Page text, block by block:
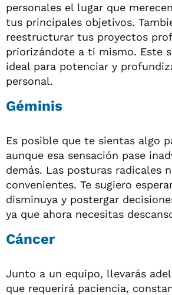
personales el lugar que
tus principales objetivos.
reestructurar tus proyectos
priorizándote a ti mismo. Este
ideal para potenciar y
personal.
Géminis
Es posible que te sientas algo
aunque esa sensación pase
demás. Las posturas radicales
convenientes. Te sugiero
disminuya y postergar
ya que ahora necesitas
Cáncer
Junto a un equipo, llevarás
que requerirá paciencia,